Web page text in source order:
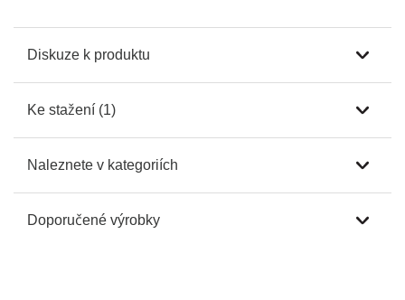
Diskuze k produktu
Ke stažení (1)
Naleznete v kategoriích
Doporučené výrobky